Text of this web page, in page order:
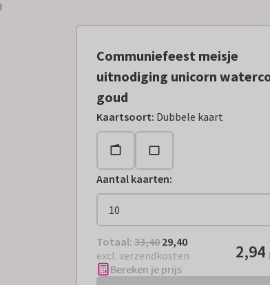
Communiefeest meisje
uitnodiging unicorn
goud
Kaartsoort: Dubbele kaart
Aantal kaarten:
Totaal: € 29,40
Totaal: 33,40 29,40
excl. verzendkosten
€ 2,94
2,94
Bereken je prijs